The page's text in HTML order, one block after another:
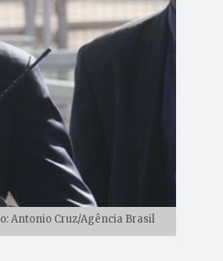
Antonio Cruz/Agência Brasil